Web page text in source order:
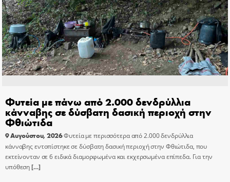
Φυτεία με πάνω από 2.000 δενδρύλλια
κάνναβης σε δύσβατη δασική περιοχή στην
Φθιώτιδα
9 Αυγούστου, 2026Φυτεία με περισσότερα από 2.000 δενδρύλλια
κάνναβης εντοπίστηκε σε δύσβατη δασική περιοχή στην Φθιώτιδα, που
εκτείνονταν σε 6 ειδικά διαμορφωμένα και εκχερσωμένα επίπεδα. Για την
υπόθεση[…]